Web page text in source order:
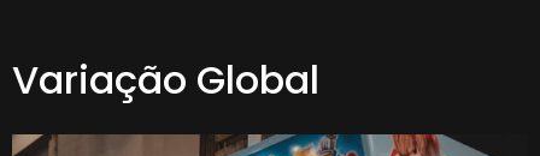
Variação Global